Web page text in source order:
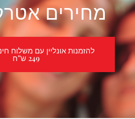
מחירים
להזמנות אונליין עם משלוח
249 ש”ח